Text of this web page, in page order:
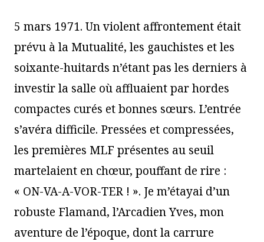
5 mars 1971. Un violent affrontement était
prévu à la Mutualité, les gauchistes et les
soixante-huitards n’étant pas les derniers à
investir la salle où affluaient par hordes
compactes curés et bonnes sœurs. L’entrée
s’avéra difficile. Pressées et compressées,
les premières MLF présentes au seuil
martelaient en chœur, pouffant de rire :
« ON-VA-A-VOR-TER ! ». Je m’étayai d’un
robuste Flamand, l’Arcadien Yves, mon
aventure de l’époque, dont la carrure